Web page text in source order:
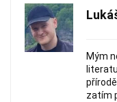
Mým
zatím